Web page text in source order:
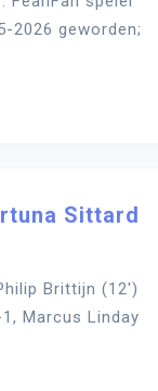
2026 geworden;
Sittard
Brittijn (12′)
Marcus Linday